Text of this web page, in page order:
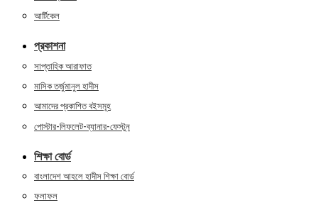
আর্টিকেল
প্রকাশনা
সাপ্তাহিক আরাফাত
মাসিক তর্জুমানুল হাদীস
আমাদের প্রকাশিত বইসমূহ
পোস্টার-লিফলেট-ব্যানার-ফেস্টুন
শিক্ষা বোর্ড
বাংলাদেশ আহলে হাদীস শিক্ষা বোর্ড
ফলাফল